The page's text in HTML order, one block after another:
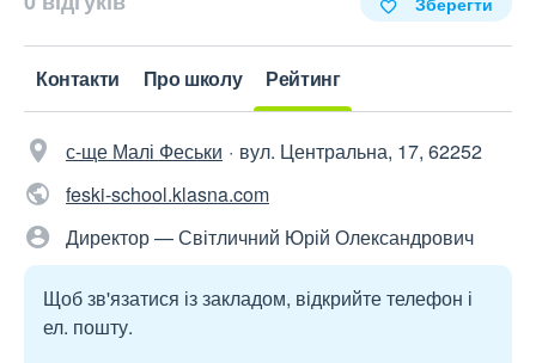
Контакти Про школу Рейтинг
с-ще Малі Феськи
вул. Центральна, 17, 62252
feski-school.klasna.com
Директор — Світличний Юрій Олександрович
Щоб зв'язатися із закладом, відкрийте телефон і
ел. пошту.